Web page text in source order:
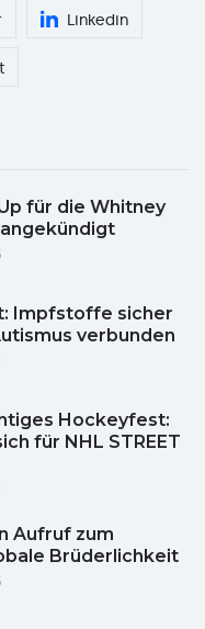
Linkedin
für die Whitney
Impfstoffe sicher
verbunden
Hockeyfest:
für NHL STREET
Aufruf zum
Brüderlichkeit